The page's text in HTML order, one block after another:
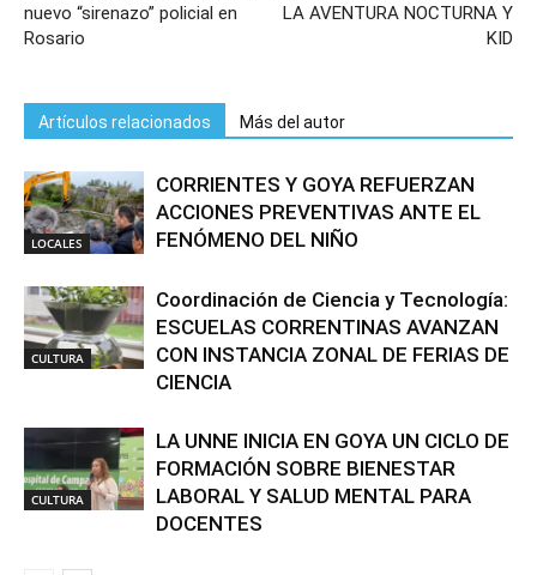
nuevo “sirenazo” policial en
Rosario
LA AVENTURA NOCTURNA Y
KID
Artículos relacionados Más del autor
LOCALES
CORRIENTES Y GOYA REFUERZAN
ACCIONES PREVENTIVAS ANTE EL
FENÓMENO DEL NIÑO
CULTURA
Coordinación de Ciencia y Tecnología:
ESCUELAS CORRENTINAS AVANZAN
CON INSTANCIA ZONAL DE FERIAS DE
CIENCIA
CULTURA
LA UNNE INICIA EN GOYA UN CICLO DE
FORMACIÓN SOBRE BIENESTAR
LABORAL Y SALUD MENTAL PARA
DOCENTES